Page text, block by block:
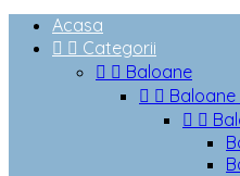
Acasa
  Categorii
  Baloane
  Baloane
 